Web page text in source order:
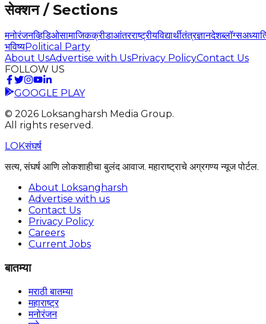
सेक्शन / Sections
मनोरंजनव्हिडिओसामाजिकक्रीडाआंतरराष्ट्रीयविद्यार्थीतंत्रज्ञानदेशब्लॉग्स
भविष्यPolitical Party
About UsAdvertise with UsPrivacy PolicyContact Us
FOLLOW US
GOOGLE PLAY
© 2026 Loksangharsh Media Group.
All rights reserved.
LOKसंघर्ष
सत्य, संघर्ष आणि लोकशाहीचा बुलंद आवाज. महाराष्ट्राचे अग्रगण्य न्यूज पोर्टल.
About Loksangharsh
Advertise with us
Contact Us
Privacy Policy
Careers
Current Jobs
बातम्या
मराठी बातम्या
महाराष्ट्र
मनोरंजन